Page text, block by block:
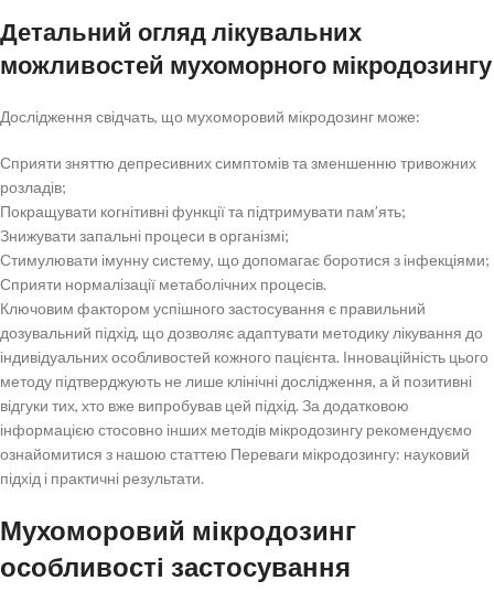
Детальний огляд лікувальних
можливостей мухоморного мікродозингу
Дослідження свідчать, що мухоморовий мікродозинг може:
Сприяти зняттю депресивних симптомів та зменшенню тривожних
розладів;
Покращувати когнітивні функції та підтримувати пам’ять;
Знижувати запальні процеси в організмі;
Стимулювати імунну систему, що допомагає боротися з інфекціями;
Сприяти нормалізації метаболічних процесів.
Ключовим фактором успішного застосування є правильний
дозувальний підхід, що дозволяє адаптувати методику лікування до
індивідуальних особливостей кожного пацієнта. Інноваційність цього
методу підтверджують не лише клінічні дослідження, а й позитивні
відгуки тих, хто вже випробував цей підхід. За додатковою
інформацією стосовно інших методів мікродозингу рекомендуємо
ознайомитися з нашою статтею Переваги мікродозингу: науковий
підхід і практичні результати.
Мухоморовий мікродозинг
особливості застосування